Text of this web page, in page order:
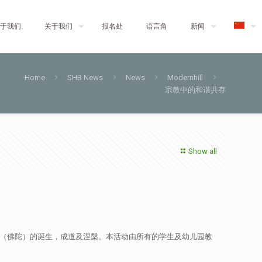
我们 关于我们 报名处 语言角 新闻
Home SHB News News
Modernhill
宗教中的和谐共存
Show all
佛陀）的诞生，成道及涅槃。本活动由所有的学生及幼儿园教